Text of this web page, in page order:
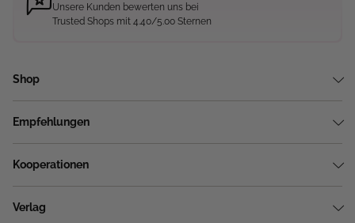
Unsere Kunden bewerten uns bei
Trusted Shops mit 4.40/5.00 Sternen
Shop
Empfehlungen
Kooperationen
Verlag